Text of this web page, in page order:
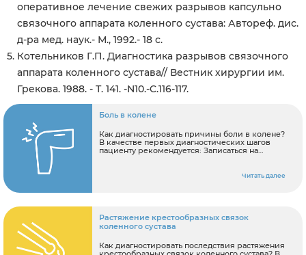
оперативное лечение свежих разрывов капсульно
связочного аппарата коленного сустава: Автореф. дис.
д-ра мед. наук.- М., 1992.- 18 с.
Котельников Г.П. Диагностика разрывов связочного
аппарата коленного сустава// Вестник хирургии им.
Грекова. 1988. - Т. 141. -N10.-C.116-117.
Боль в колене
Как диагностировать причины боли в колене?
В качестве первых диагностических шагов
пациенту рекомендуется: Записаться на
Читать далее
Растяжение крестообразных связок
коленного сустава
Как диагностировать последствия растяжения